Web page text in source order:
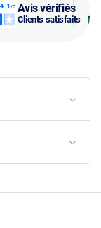
Avis vérifiés
Clients satisfaits